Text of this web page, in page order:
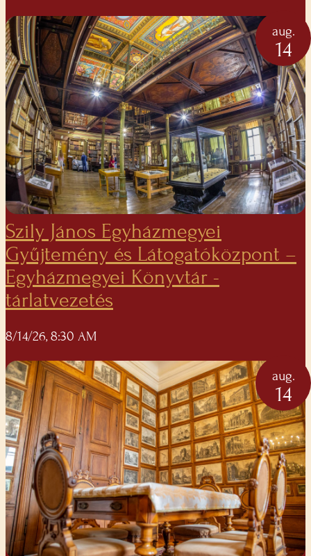
aug.
14
Szily János Egyházmegyei
Gyűjtemény és Látogatóközpont –
Egyházmegyei Könyvtár -
tárlatvezetés
8/14/26, 8:30 AM
aug.
14